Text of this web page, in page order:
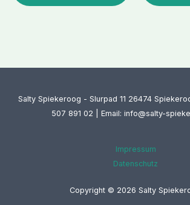
Salty Spiekeroog - Slurpad 11 26474
507 891 02 | Email: info@salty-
Impressum
Datenschutz
Copyright © 2026 Salty